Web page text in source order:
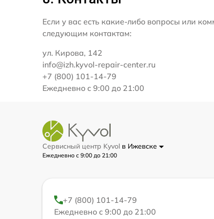
Если у вас есть какие-либо вопросы или
следующим контактам:
ул. Кирова, 142
info@izh.kyvol-repair-center.ru
+7 (800) 101-14-79
Ежедневно с 9:00 до 21:00
Сервисный центр Kyvol в Ижевске
Ежедневно с 9:00 до 21:00
+7 (800) 101-14-79
Ежедневно с 9:00 до 21:00